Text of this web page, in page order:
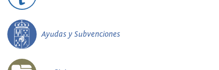
Ayudas y Subvenciones